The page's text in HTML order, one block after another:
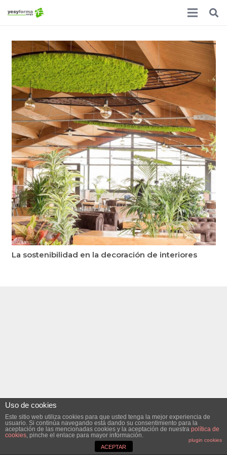
La sostenibilidad en la decoración de interiores
Uso de cookies
Este sitio web utiliza cookies para que usted tenga la mejor experiencia de
usuario. Si continúa navegando está dando su consentimiento para la
aceptación de las mencionadas cookies y la aceptación de nuestra política de
cookies, pinche el enlace para mayor información.
plugin cookies
ACEPTAR